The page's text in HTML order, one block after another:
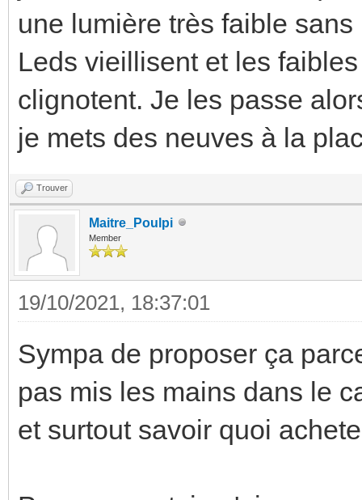
une lumière très faible
Leds vieillisent et les
clignotent. Je les passe
je mets des neuves à la
Trouver
Maitre_Poulpi
Member
19/10/2021, 18:37:01
Sympa de proposer ça
pas mis les mains dans le
et surtout savoir quoi